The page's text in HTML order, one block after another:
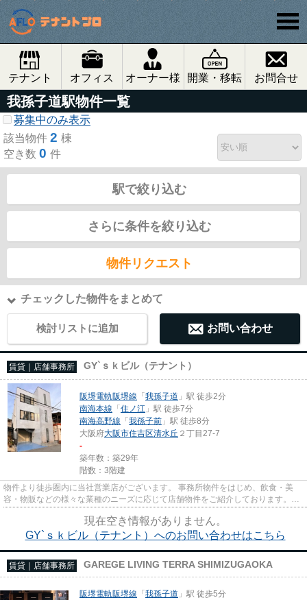
テナント オフィス オーナー様 開業・移転 お問合せ
我孫子道駅物件一覧
募集中のみ表示
該当物件 2 棟
空き数 0 件
駅で絞り込む
さらに条件を絞り込む
物件リクエスト
チェックした物件をまとめて
検討リストに追加 お問い合わせ
賃貸｜店舗事務所 GY`ｓｋビル（テナント）
阪堺電軌阪堺線 「我孫子道 」駅 徒歩2分
南海本線 「住ノ江 」駅 徒歩7分
南海高野線 「我孫子前 」駅 徒歩8分
大阪府大阪市住吉区清水丘 ２丁目27‐7
-
築年数：築29年
階数：3階建
物件より徒歩圏内に当社営業店がございます。 事務所物件をはじめ、飲食・美
容・物販などの様々な業種のニーズに応じて店舗物件をご紹介しております。
尚、弊社ではおとり広告は一切...
現在空き情報がありません。
GY`ｓｋビル（テナント）へのお問い合わせはこちら
賃貸｜店舗事務所 GAREGE LIVING TERRA SHIMIZUGAOKA
阪堺電軌阪堺線 「我孫子道 」駅 徒歩5分